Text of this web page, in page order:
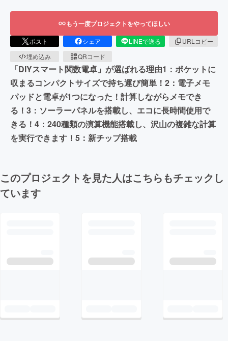
もう一度プロジェクトをやってほしい
ポスト シェア LINEで送る
URLコピー
埋め込み
QRコード
「DIYスマート関数電卓」が選ばれる理由1：ポケットに
収まるコンパクトサイズで持ち運び簡単！2：電子メモ
パッドと電卓が1つになった！計算しながらメモでき
る！3：ソーラーパネルを搭載し、エコに長時間使用で
きる！4：240種類の演算機能搭載し、沢山の複雑な計算
を実行できます！5：新チップ搭載
このプロジェクトを見た人はこちらもチェックし
ています